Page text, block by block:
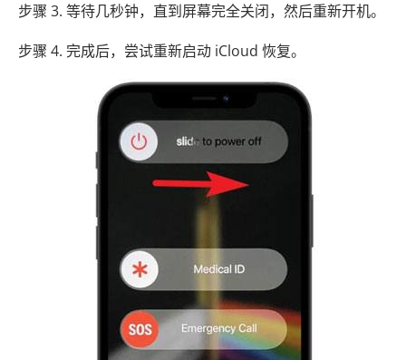
步骤 3. 等待几秒钟，直到屏幕完全关闭，然后重新开机。
步骤 4. 完成后，尝试重新启动 iCloud 恢复。